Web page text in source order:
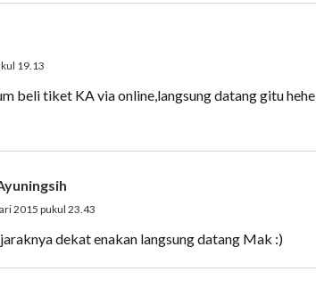
19.13
beli tiket KA via online,langsung datang gitu hehe
2015 pukul 23.43
dekat enakan langsung datang Mak :)